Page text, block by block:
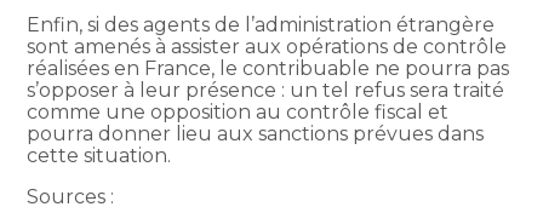
Enfin, si des agents de l’administration étrangère
sont amenés à assister aux opérations de contrôle
réalisées en France, le contribuable ne pourra pas
s’opposer à leur présence : un tel refus sera traité
comme une opposition au contrôle fiscal et
pourra donner lieu aux sanctions prévues dans
cette situation.
Sources :